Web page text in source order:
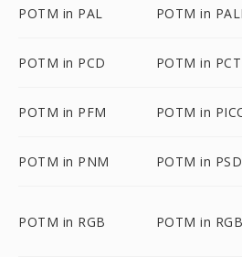
POTM in PAL POTM in
POTM in PCD POTM in PCT
POTM in PFM POTM in
POTM in PNM POTM in PSD
POTM in RGB POTM in